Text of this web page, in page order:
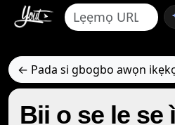
← Pada si gbogbo awọn
Bii o ṣe le ṣe